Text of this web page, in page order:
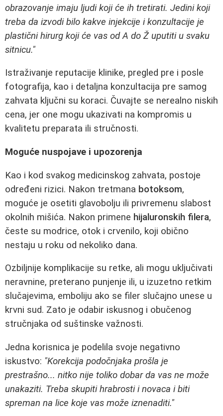
obrazovanje imaju ljudi koji će ih tretirati. Jedini koji
treba da izvodi bilo kakve injekcije i konzultacije je
plastični hirurg koji će vas od A do Ž uputiti u svaku
sitnicu."
Istraživanje reputacije klinike, pregled pre i posle
fotografija, kao i detaljna konzultacija pre samog
zahvata ključni su koraci. Čuvajte se nerealno niskih
cena, jer one mogu ukazivati na kompromis u
kvalitetu preparata ili stručnosti.
Moguće nuspojave i upozorenja
Kao i kod svakog medicinskog zahvata, postoje
određeni rizici. Nakon tretmana botoksom,
moguće je osetiti glavobolju ili privremenu slabost
okolnih mišića. Nakon primene hijaluronskih filera,
česte su modrice, otok i crvenilo, koji obično
nestaju u roku od nekoliko dana.
Ozbiljnije komplikacije su retke, ali mogu uključivati
neravnine, preterano punjenje ili, u izuzetno retkim
slučajevima, emboliju ako se filer slučajno unese u
krvni sud. Zato je odabir iskusnog i obučenog
stručnjaka od suštinske važnosti.
Jedna korisnica je podelila svoje negativno
iskustvo: "Korekcija podočnjaka prošla je
prestrašno... nitko nije toliko dobar da vas ne može
unakaziti. Treba skupiti hrabrosti i novaca i biti
spreman na lice koje vas može iznenaditi."